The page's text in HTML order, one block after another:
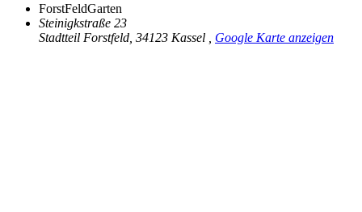
ForstFeldGarten
Steinigkstraße 23
Stadtteil Forstfeld, 34123 Kassel
Google Karte anzeigen